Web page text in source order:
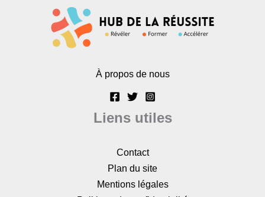
À propos de nous
Liens utiles
Contact
Plan du site
Mentions légales